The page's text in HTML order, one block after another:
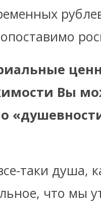
Вы
таки душа,
что мы